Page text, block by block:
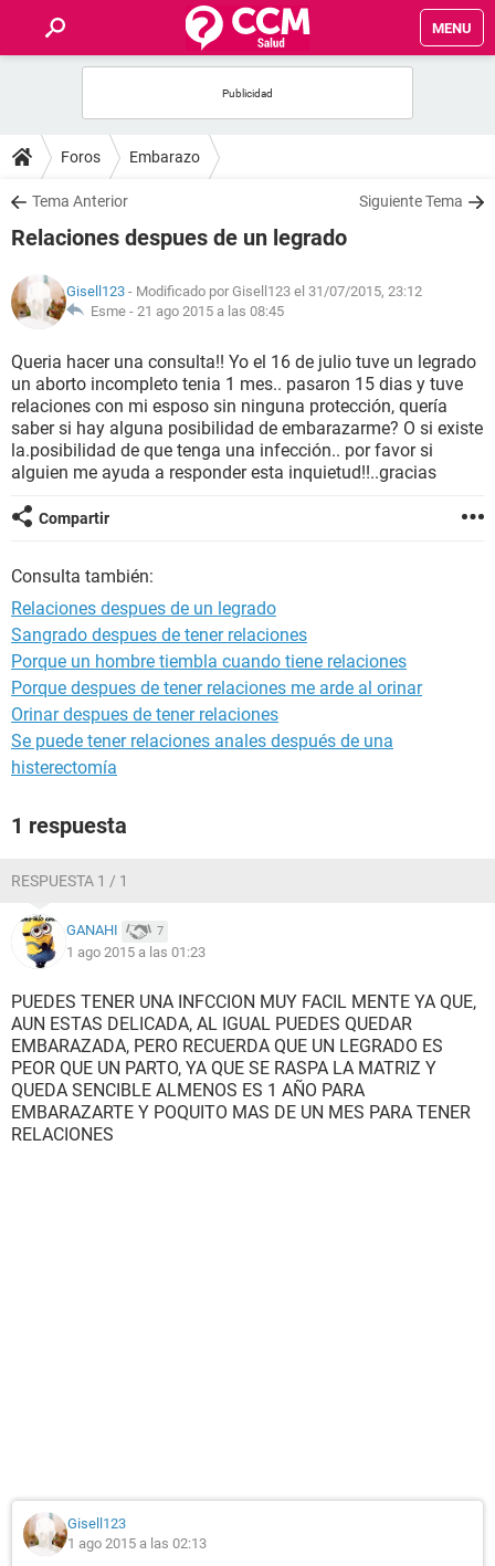
MENU
FOROS
SALUD
NUTRICIÓN
BIENESTAR
SEXUALIDAD
GLOSARIO
Foros Embarazo
Tema Anterior Siguiente Tema
Relaciones despues de un legrado
Gisell123 - Modificado por Gisell123 el 31/07/2015, 23:12
Esme - 21 ago 2015 a las 08:45
Queria hacer una consulta!! Yo el 16 de julio tuve un legrado
un aborto incompleto tenia 1 mes.. pasaron 15 dias y tuve
relaciones con mi esposo sin ninguna protección, quería
saber si hay alguna posibilidad de embarazarme? O si existe
la.posibilidad de que tenga una infección.. por favor si
alguien me ayuda a responder esta inquietud!!..gracias
Compartir
Consulta también:
Relaciones despues de un legrado
Sangrado despues de tener relaciones
Porque un hombre tiembla cuando tiene relaciones
Porque despues de tener relaciones me arde al orinar
Orinar despues de tener relaciones
Se puede tener relaciones anales después de una
histerectomía
1 respuesta
RESPUESTA 1 / 1
GANAHI 7
1 ago 2015 a las 01:23
PUEDES TENER UNA INFCCION MUY FACIL MENTE YA QUE,
AUN ESTAS DELICADA, AL IGUAL PUEDES QUEDAR
EMBARAZADA, PERO RECUERDA QUE UN LEGRADO ES
PEOR QUE UN PARTO, YA QUE SE RASPA LA MATRIZ Y
QUEDA SENCIBLE ALMENOS ES 1 AÑO PARA
EMBARAZARTE Y POQUITO MAS DE UN MES PARA TENER
RELACIONES
Gisell123
1 ago 2015 a las 02:13